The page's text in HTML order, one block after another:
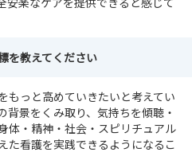
を教えてください
もっと高めていきたいと考えてい
背景をくみ取り、気持ちを傾聴・
体・精神・社会・スピリチュアル
た看護を実践できるようになるこ